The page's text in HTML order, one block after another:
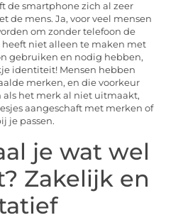
de smartphone zich al zeer
de mens. Ja, voor veel mensen
om zonder telefoon de
niet alleen te maken met
gebruiken en nodig hebben,
identiteit! Mensen hebben
merken, en die voorkeur
als het merk al niet uitmaakt,
aangeschaft met merken of
je passen.
je wat wel
Zakelijk en